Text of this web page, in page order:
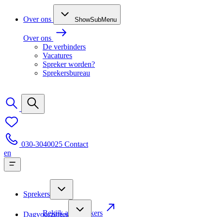
Over ons ShowSubMenu
Over ons
De verbinders
Vacatures
Spreker worden?
Sprekersbureau
030-3040025 Contact
en
Sprekers
Bekijk alle sprekers
Dagvoorzitters